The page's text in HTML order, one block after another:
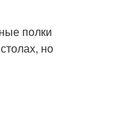
полки
но